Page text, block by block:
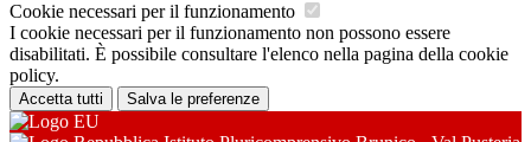
Cookie necessari per il funzionamento
I cookie necessari per il funzionamento non possono essere
disabilitati. È possibile consultare l'elenco nella pagina della cookie
policy.
Accetta tutti Salva le preferenze